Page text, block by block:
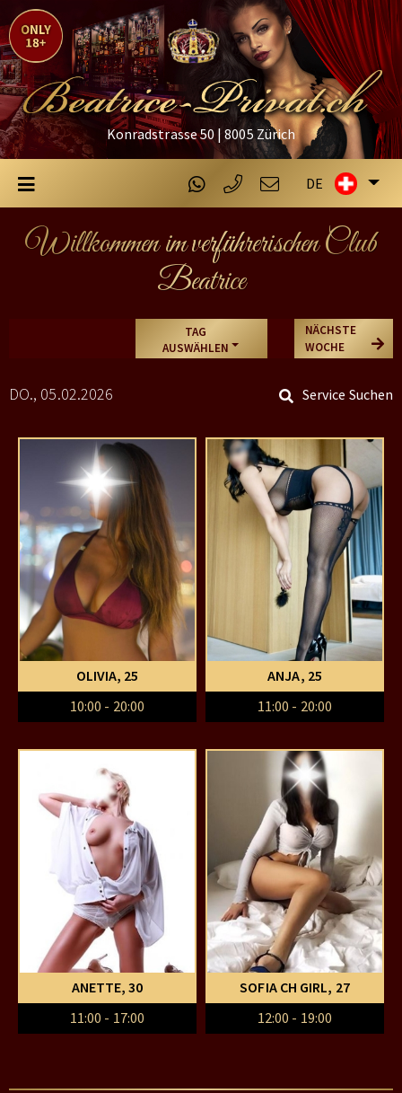
Konradstrasse 50 | 8005 Zürich
DE
Willkommen im verführerischen Club
Beatrice
TAG
AUSWÄHLEN
NÄCHSTE
WOCHE
DO., 05.02.2026 Service Suchen
OLIVIA, 25
10:00 - 20:00
ANJA, 25
11:00 - 20:00
ANETTE, 30
11:00 - 17:00
SOFIA CH GIRL, 27
12:00 - 19:00